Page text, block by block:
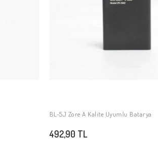
SEPETE EKLE
BL-5J Zore A Kalite Uyumlu Batarya
492,90 TL